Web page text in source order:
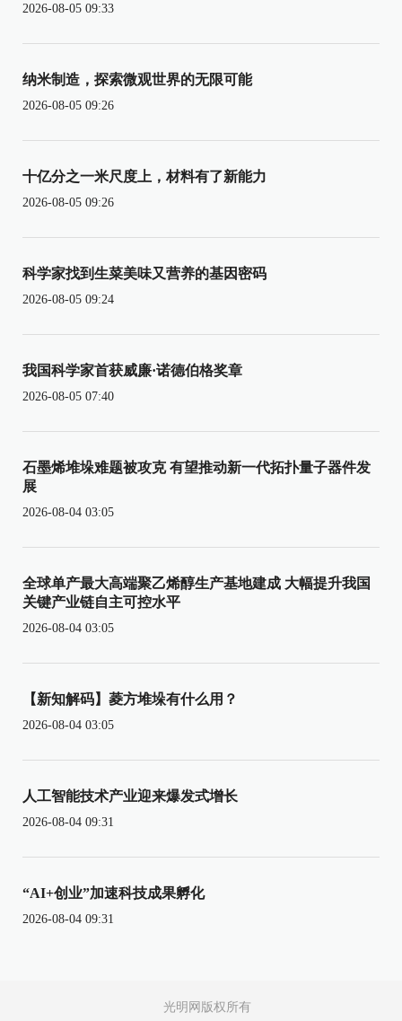
2026-08-05 09:33
纳米制造，探索微观世界的无限可能
2026-08-05 09:26
十亿分之一米尺度上，材料有了新能力
2026-08-05 09:26
科学家找到生菜美味又营养的基因密码
2026-08-05 09:24
我国科学家首获威廉·诺德伯格奖章
2026-08-05 07:40
石墨烯堆垛难题被攻克 有望推动新一代拓扑量子器件发
展
2026-08-04 03:05
全球单产最大高端聚乙烯醇生产基地建成 大幅提升我国
关键产业链自主可控水平
2026-08-04 03:05
【新知解码】菱方堆垛有什么用？
2026-08-04 03:05
人工智能技术产业迎来爆发式增长
2026-08-04 09:31
“AI+创业”加速科技成果孵化
2026-08-04 09:31
光明网版权所有